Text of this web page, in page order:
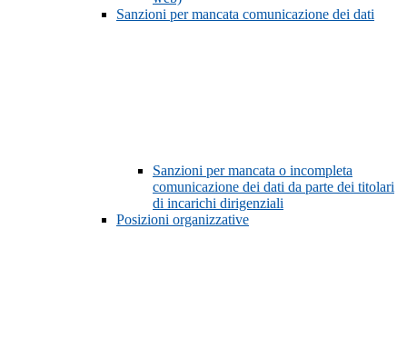
Sanzioni per mancata comunicazione dei dati
Sanzioni per mancata o incompleta
comunicazione dei dati da parte dei titolari
di incarichi dirigenziali
Posizioni organizzative